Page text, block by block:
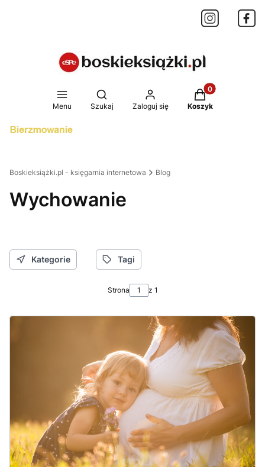
Menu
Otwórz wyszukiwarkę
Szukaj Zaloguj się
Produkty w
Koszyk
Boskieksiążki.pl - księgarnia internetowa Blog
Wychowanie
Kategorie Tagi
Strona z 1